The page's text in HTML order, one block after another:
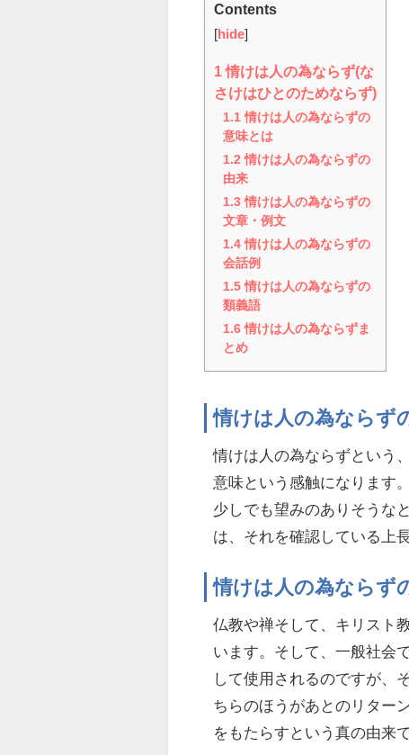
Contents
[ hide]
1 情けは人の為ならず(な
さけはひとのためならず)
1.1 情けは人の為ならずの
意味とは
1.2 情けは人の為ならずの
由来
1.3 情けは人の為ならずの
文章・例文
1.4 情けは人の為ならずの
会話例
1.5 情けは人の為ならずの
類義語
1.6 情けは人の為ならずま
とめ
情けは人の為ならず
情けは人の為ならずという
意味という感触になります
少しでも望みのありそうな
は、それを確認している上
情けは人の為ならず
仏教や禅そして、キリスト
います。そして、一般社会
して使用されるのですが、
ちらのほうがあとのリター
をもたらすという真の由来で